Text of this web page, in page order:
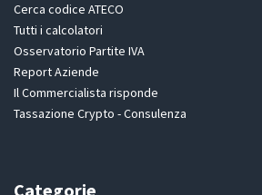
Cerca codice ATECO
Tutti i calcolatori
Osservatorio Partite IVA
Report Aziende
Il Commercialista risponde
Tassazione Crypto - Consulenza
Categorie